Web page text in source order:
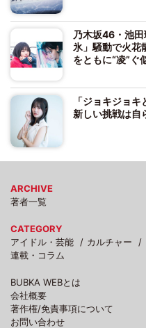
乃木坂46・池
氷」騒動で火花
をともに“凌”ぐ
「ジョキジョ
新しい挑戦は自
ARCHIVE
著者一覧
CATEGORY
アイドル・芸能
カルチャー
連載・コラム
BUBKA WEBとは
会社概要
著作権/免責事項について
お問い合わせ